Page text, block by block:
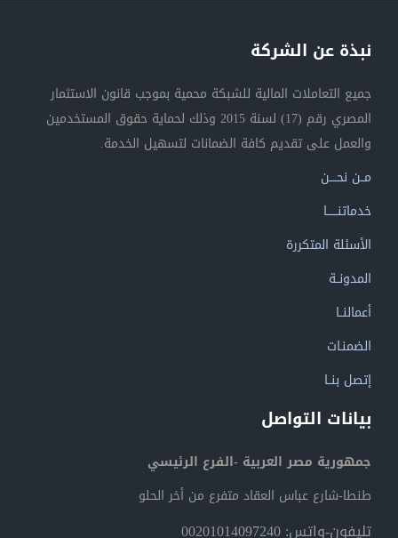
نبذة عن الشركة
جميع التعاملات المالية للشبكة محمية بموجب قانون الاستثمار
المصري رقم (17) لسنة 2015 وذلك لحماية حقوق المستخدمين
والعمل على تقديم كافة الضمانات لتسهيل الخدمة.
مــن نحــــن
خدماتنــــــا
الأسئلة المتكررة
المدونــة
أعمالنــا
الضمنـات
إتصل بنــا
بيانات التواصل
جمهورية مصر العربية -الفرع الرئيسي
طنطا-شارع عباس العقاد متفرع من أخر الحلو
تليفون-واتس: 00201014097240